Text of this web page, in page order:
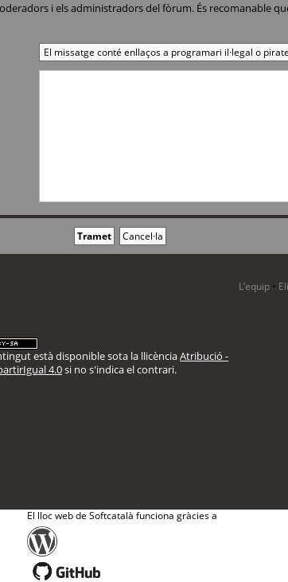
i els administradors del fòrum. És recomanable
L’equip •
està disponible sota la llicènciaAtribució -
4.0si no s'indica el contrari.
El lloc web de Softcatalà funciona gràcies a